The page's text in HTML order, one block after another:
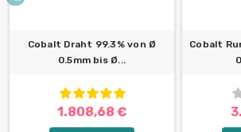
Cobalt Draht 99.3% von Ø
0.5mm bis Ø...
1.808,68 €
Cobalt